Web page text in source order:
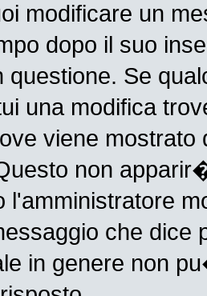
modificare un
dopo il suo
questione. Se
una modifica
viene mostrato
non
l'amministratore
che
in genere non